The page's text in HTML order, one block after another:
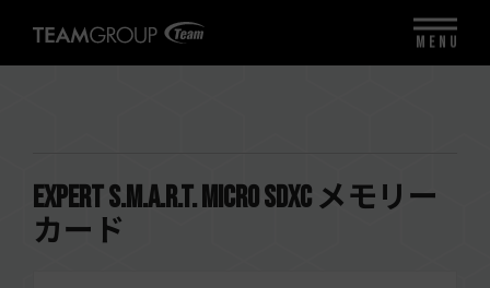
EXPERT S.M.A.R.T. Micro SDXC メモリー
カード
MENU